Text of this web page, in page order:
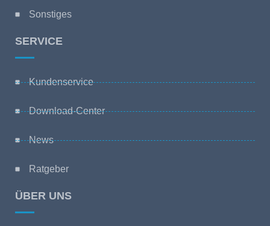
Sonstiges
SERVICE
Kundenservice
Download-Center
News
Ratgeber
ÜBER UNS